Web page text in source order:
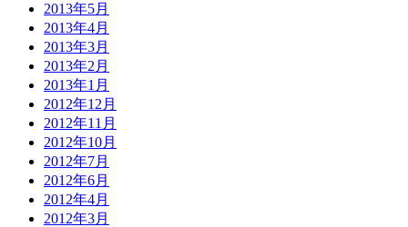
2013年5月
2013年4月
2013年3月
2013年2月
2013年1月
2012年12月
2012年11月
2012年10月
2012年7月
2012年6月
2012年4月
2012年3月